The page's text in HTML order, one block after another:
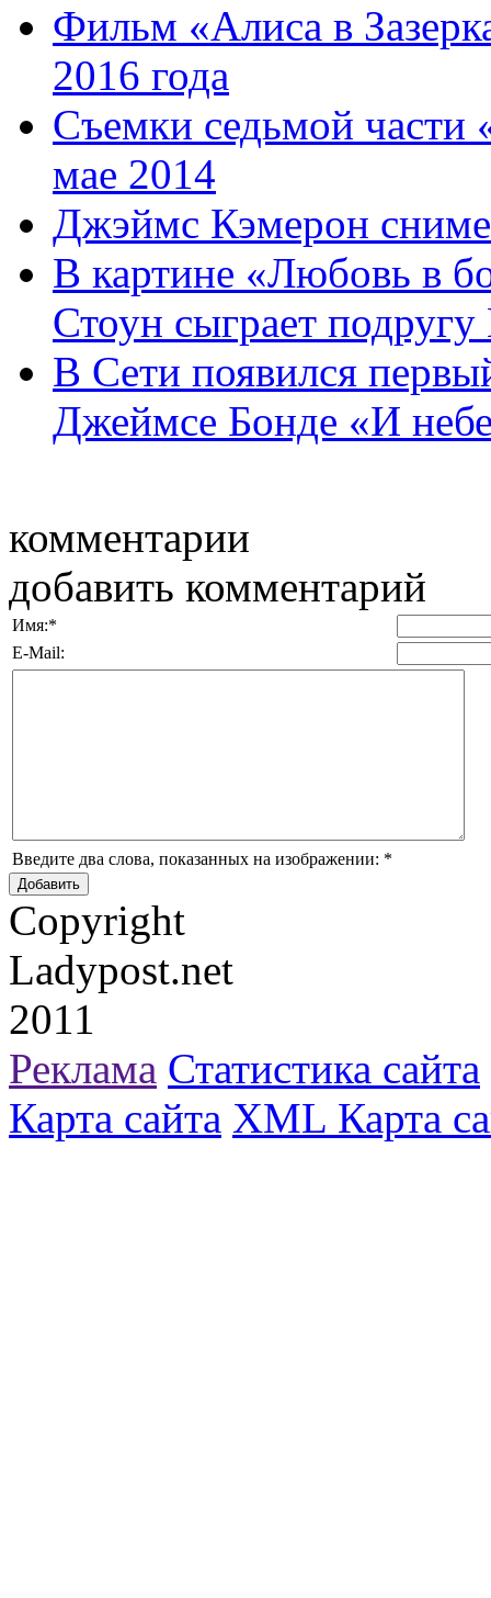
Фильм «Алиса в
2016 года
Съемки седьмой части
мае 2014
Джэймс Кэмерон
В картине «Любовь в
Стоун сыграет
В Сети появился
Джеймсе Бонде «И
комментарии
добавить комментарий
Имя:*
E-Mail:
Введите два слова, показанных на изображении: *
Copyright
Ladypost.net
2011
Реклама Статистика сайта
Карта сайта XML Карта